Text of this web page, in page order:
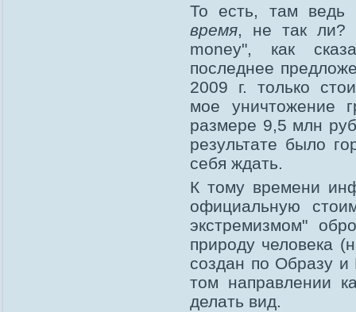
То есть, там ведь
время , не так ли?
money", как
последнее
2009 г. только
мое уничтожение
размере 9,5 млн
результате было
себя ждать.
К тому времени
официальную
экстремизмом"
природу человека
создан по Образу
том направлении
делать вид.